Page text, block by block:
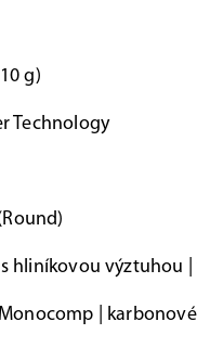
g)
Technology
s hliníkovou výztuhou
| karbonové